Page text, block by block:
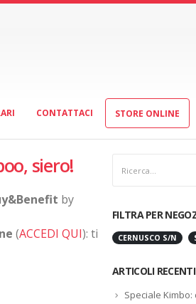
CONTATTACI STORE ONLINE
siero!
by
(ACCEDI QUI): ti
FILTRA PER
CERNUSCO S/N
ARTICOLI RECENTI
Speciale